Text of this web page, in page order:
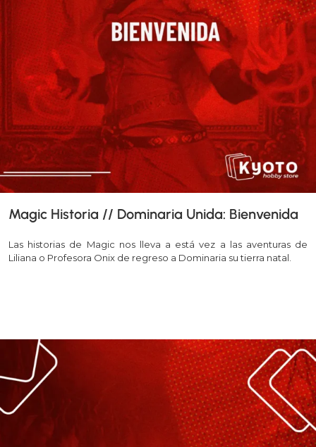
Magic Historia // Dominaria Unida: Bienvenida
Las historias de Magic nos lleva a está vez a las aventuras de
Liliana o Profesora Onix de regreso a Dominaria su tierra natal.